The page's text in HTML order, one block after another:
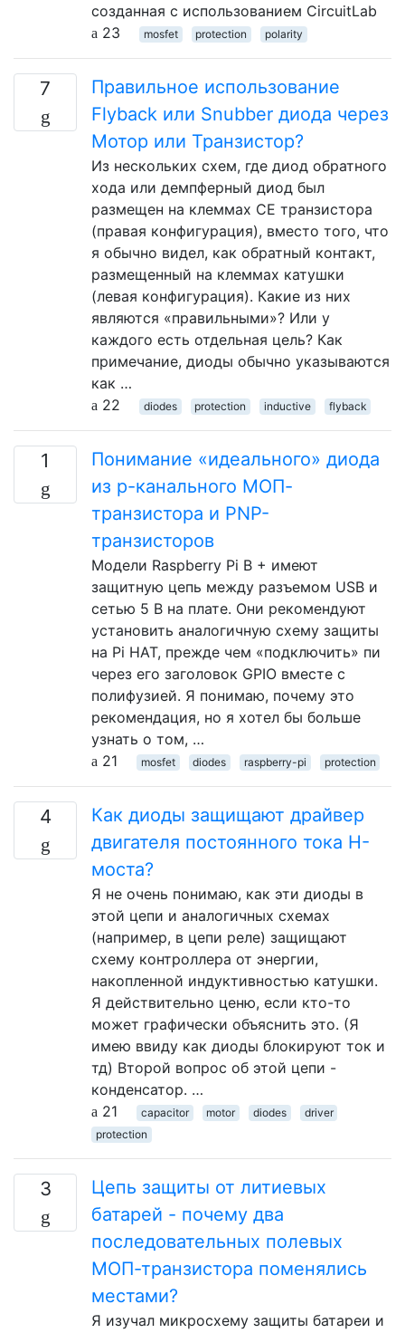
созданная с использованием CircuitLab
23
mosfet protection polarity
7
Правильное использование
Flyback или Snubber диода через
Мотор или Транзистор?
Из нескольких схем, где диод обратного
хода или демпферный диод был
размещен на клеммах CE транзистора
(правая конфигурация), вместо того, что
я обычно видел, как обратный контакт,
размещенный на клеммах катушки
(левая конфигурация). Какие из них
являются «правильными»? Или у
каждого есть отдельная цель? Как
примечание, диоды обычно указываются
как …
22
diodes protection inductive flyback
1
Понимание «идеального» диода
из p-канального МОП-
транзистора и PNP-
транзисторов
Модели Raspberry Pi B + имеют
защитную цепь между разъемом USB и
сетью 5 В на плате. Они рекомендуют
установить аналогичную схему защиты
на Pi HAT, прежде чем «подключить» пи
через его заголовок GPIO вместе с
полифузией. Я понимаю, почему это
рекомендация, но я хотел бы больше
узнать о том, …
21
mosfet diodes raspberry-pi protection
4
Как диоды защищают драйвер
двигателя постоянного тока H-
моста?
Я не очень понимаю, как эти диоды в
этой цепи и аналогичных схемах
(например, в цепи реле) защищают
схему контроллера от энергии,
накопленной индуктивностью катушки.
Я действительно ценю, если кто-то
может графически объяснить это. (Я
имею ввиду как диоды блокируют ток и
тд) Второй вопрос об этой цепи -
конденсатор. …
21
capacitor motor diodes
driver
protection
3
Цепь защиты от литиевых
батарей - почему два
последовательных полевых
МОП-транзистора поменялись
местами?
Я изучал микросхему защиты батареи и